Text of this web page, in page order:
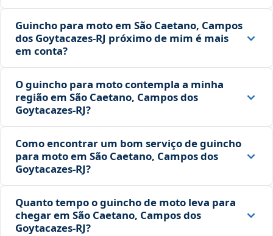
Guincho para moto em São Caetano, Campos
dos Goytacazes‑RJ próximo de mim é mais
em conta?
O guincho para moto contempla a minha
região em São Caetano, Campos dos
Goytacazes‑RJ?
Como encontrar um bom serviço de guincho
para moto em São Caetano, Campos dos
Goytacazes‑RJ?
Quanto tempo o guincho de moto leva para
chegar em São Caetano, Campos dos
Goytacazes‑RJ?